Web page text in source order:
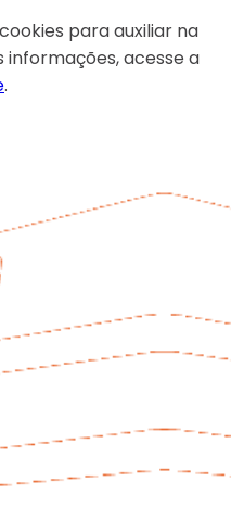
para auxiliar na
informações, acesse a
.